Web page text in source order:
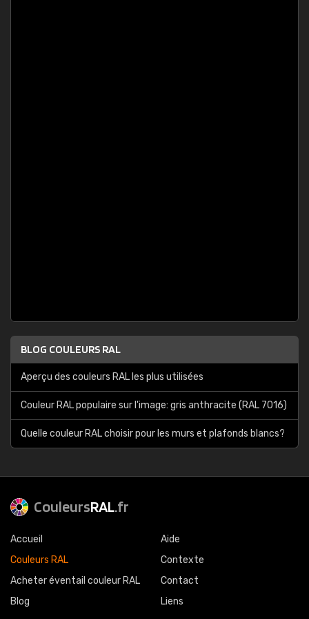
BLOG COULEURS RAL
Aperçu des couleurs RAL les plus utilisées
Couleur RAL populaire sur l'image: gris anthracite (RAL 7016)
Quelle couleur RAL choisir pour les murs et plafonds blancs?
CouleursRAL.fr
Accueil
Couleurs RAL
Acheter éventail couleur RAL
Blog
Aide
Contexte
Contact
Liens